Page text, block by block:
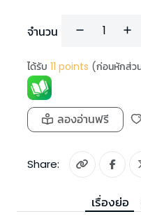
จำนวน
ได้รับ 11 points (ก่อนหักส่ว
ลองอ่านฟรี
Share:
เรื่องย่อ